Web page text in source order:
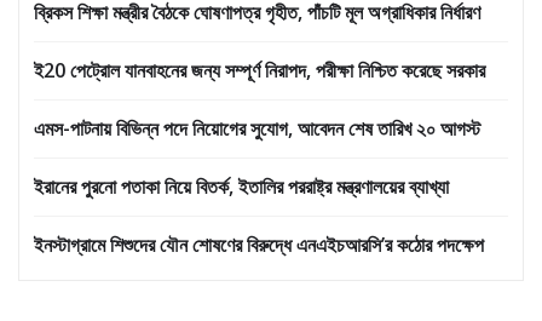
ব্রিকস শিক্ষা মন্ত্রীর বৈঠকে ঘোষণাপত্র গৃহীত, পাঁচটি মূল অগ্রাধিকার নির্ধারণ
ই20 পেট্রোল যানবাহনের জন্য সম্পূর্ণ নিরাপদ, পরীক্ষা নিশ্চিত করেছে সরকার
এমস-পাটনায় বিভিন্ন পদে নিয়োগের সুযোগ, আবেদন শেষ তারিখ ২০ আগস্ট
ইরানের পুরনো পতাকা নিয়ে বিতর্ক, ইতালির পররাষ্ট্র মন্ত্রণালয়ের ব্যাখ্যা
ইনস্টাগ্রামে শিশুদের যৌন শোষণের বিরুদ্ধে এনএইচআরসি’র কঠোর পদক্ষেপ